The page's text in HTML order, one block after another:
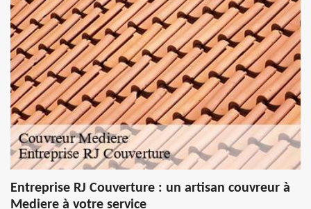
Entreprise RJ Couverture : un artisan couvreur à
Mediere à votre service